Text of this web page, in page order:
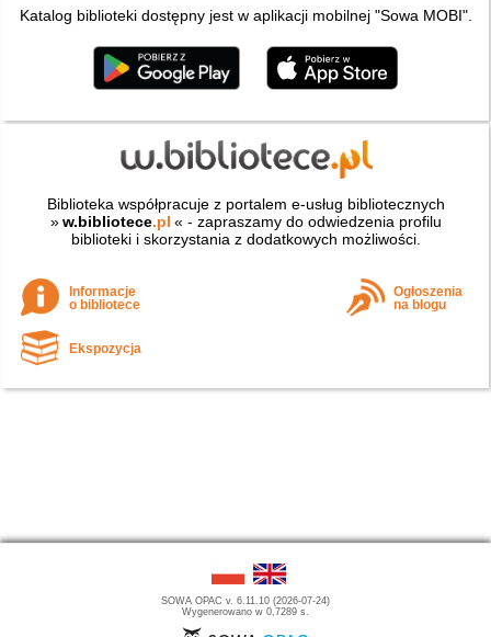
Katalog biblioteki dostępny jest w aplikacji mobilnej "Sowa MOBI".
Biblioteka współpracuje z portalem e-usług bibliotecznych
» w.bibliotece.pl « - zapraszamy do odwiedzenia profilu
biblioteki i skorzystania z dodatkowych możliwości.
Informacje
o bibliotece
Ogłoszenia
na blogu
Ekspozycja
SOWA OPAC v. 6.11.10 (2026-07-24)
Wygenerowano w 0,7289 s.